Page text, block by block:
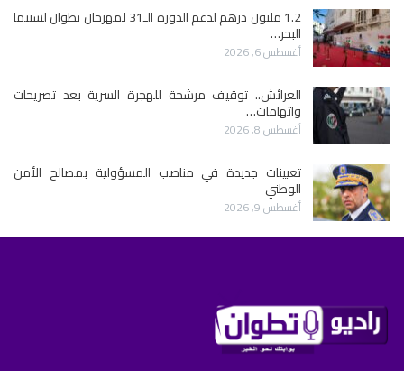
1.2 مليون درهم لدعم الدورة الـ31 لمهرجان تطوان لسينما
البحر…
أغسطس 6, 2026
العرائش.. توقيف مرشحة للهجرة السرية بعد تصريحات
واتهامات…
أغسطس 8, 2026
تعيينات جديدة في مناصب المسؤولية بمصالح الأمن
الوطني
أغسطس 9, 2026